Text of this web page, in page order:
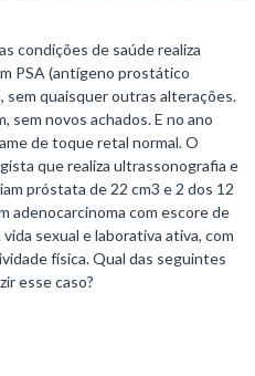
condições de saúde realiza
PSA (antígeno prostático
sem quaisquer outras alterações.
sem novos achados. E no ano
de toque retal normal. O
que realiza ultrassonografia e
próstata de 22 cm3 e 2 dos 12
adenocarcinoma com escore de
sexual e laborativa ativa, com
física. Qual das seguintes
esse caso?